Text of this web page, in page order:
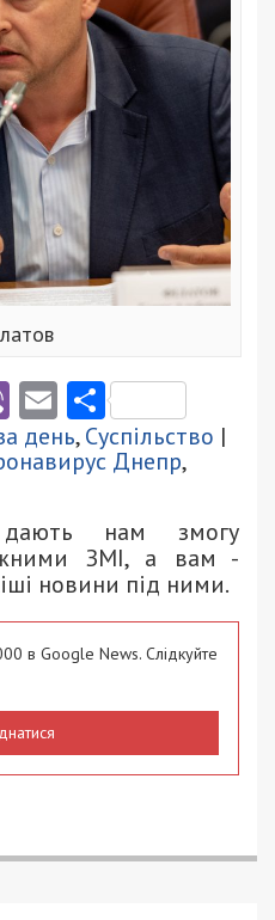
ViberEmail
день,Суспільство |
Днепр,
нам змогу
ЗМІ, а вам -
новини під ними.
в Google News. Слідкуйте